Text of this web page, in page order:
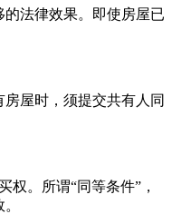
法律效果。即使房屋已
屋时，须提交共有人同
。所谓“同等条件”，